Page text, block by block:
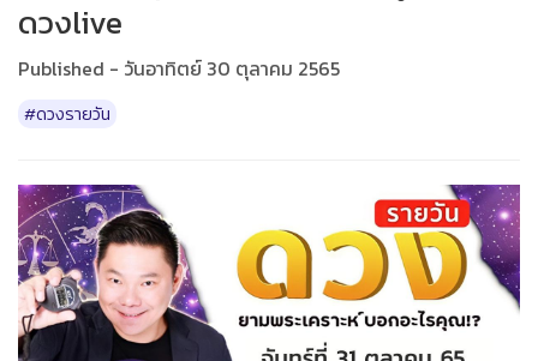
ดวงlive
Published - วันอาทิตย์ 30 ตุลาคม 2565
#ดวงรายวัน